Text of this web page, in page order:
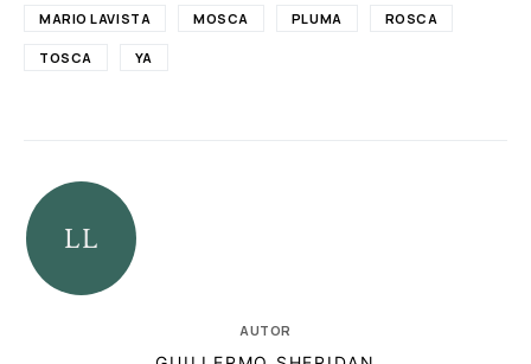
MARIO LAVISTA MOSCA PLUMA ROSCA
TOSCA YA
AUTOR